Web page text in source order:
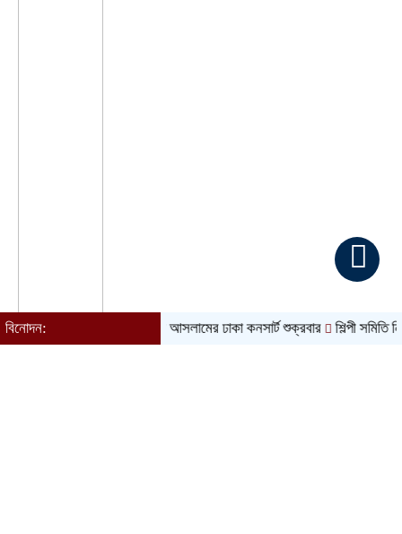
বিনোদন: আতিফ আসলামের ঢাকা কনসার্ট শুক্রবার শিল্পী সমিতি নির্বাচন